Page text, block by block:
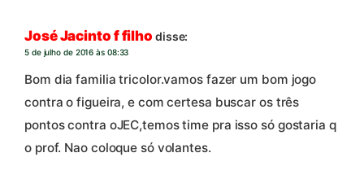
José Jacinto f filho disse:
5 de julho de 2016 às 08:33
Bom dia familia tricolor.vamos fazer um bom jogo
contra o figueira, e com certesa buscar os três
pontos contra oJEC,temos time pra isso só gostaria q
o prof. Nao coloque só volantes.